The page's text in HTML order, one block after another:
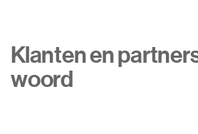
Klanten en
woord